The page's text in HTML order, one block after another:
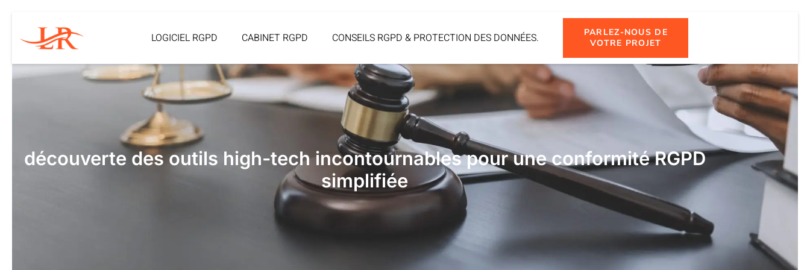
LOGICIEL RGPD CABINET RGPD CONSEILS RGPD & PROTECTION DES DONNÉES.
PARLEZ-NOUS DE
VOTRE PROJET
découverte des outils high-tech incontournables pour une conformité RGPD
simplifiée